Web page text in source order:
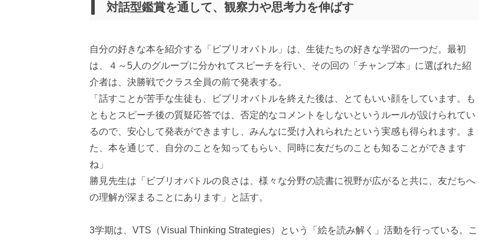
対話型鑑賞を通して、観察力や思考力を伸ばす
自分の好きな本を紹介する「ビブリオバトル」は、生徒たちの好きな学習の一つだ。最初
は、４～5人のグループに分かれてスピーチを行い、その回の「チャンプ本」に選ばれた紹
介者は、決勝戦でクラス全員の前で発表する。
「話すことが苦手な生徒も、ビブリオバトルを終えた後は、とてもいい顔をしています。も
ともとスピーチ後の質疑応答では、否定的なコメントをしないというルールが設けられてい
るので、安心して発表ができますし、みんなに受け入れられたという実感も得られます。ま
た、本を通じて、自分のことを知ってもらい、同時に友だちのことも知ることができます
ね」
勝見先生は「ビブリオバトルの良さは、様々な分野の読書に視野が広がると共に、友だちへ
の理解が深まることにあります」と話す。
3学期は、VTS（Visual Thinking Strategies）という「絵を読み解く」活動を行っている。こ